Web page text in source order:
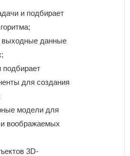
и подбирает
выходные данные
подбирает
для создания
модели для
воображаемых
3D-